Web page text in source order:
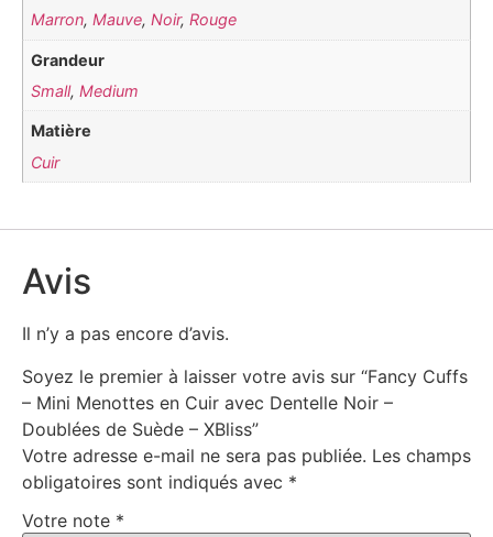
Marron,Mauve,Noir,Rouge
Grandeur
Small,Medium
Matière
Cuir
Avis
Il n’y a pas encore d’avis.
Soyez le premier à laisser votre avis sur “Fancy Cuffs
– Mini Menottes en Cuir avec Dentelle Noir –
Doublées de Suède – XBliss”
Votre adresse e-mail ne sera pas publiée. Les champs
obligatoires sont indiqués avec *
Votre note *